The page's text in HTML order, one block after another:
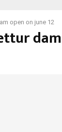
open on june 12